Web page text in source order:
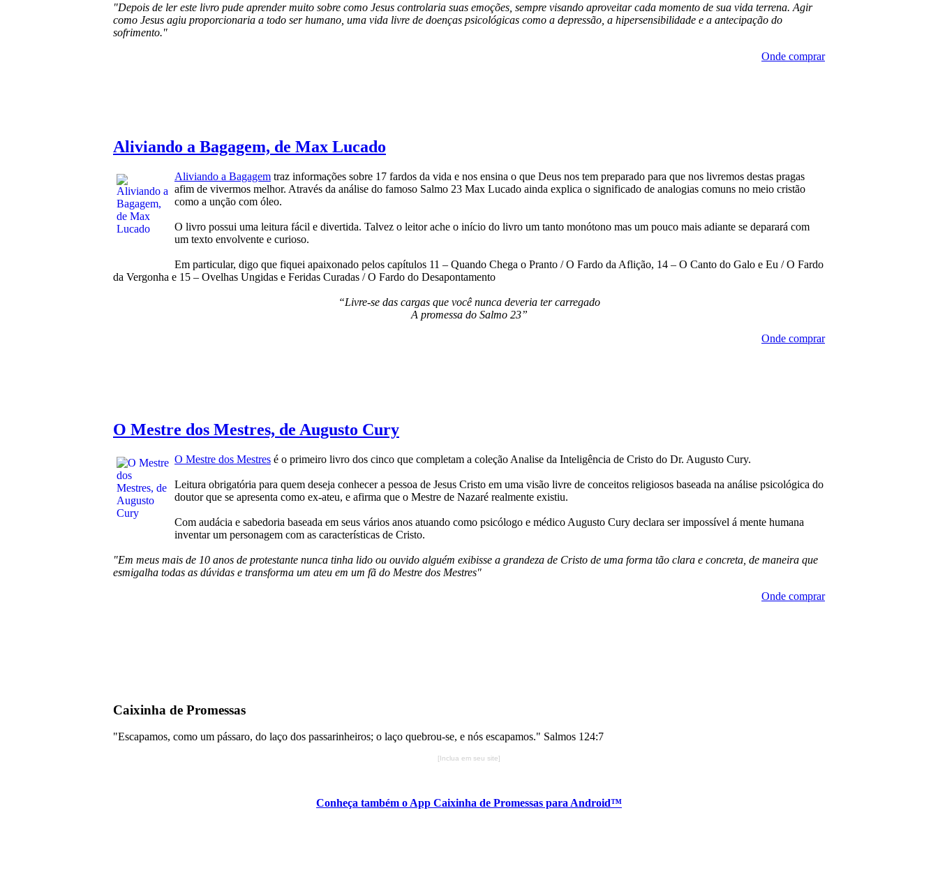
"Depois de ler este livro pude aprender muito sobre como Jesus controlaria suas emoções, sempre visando aproveitar cada momento de sua vida terrena. Agir
como Jesus agiu proporcionaria a todo ser humano, uma vida livre de doenças psicológicas como a depressão, a hipersensibilidade e a antecipação do
sofrimento."
Onde comprar
Aliviando a Bagagem, de Max Lucado
Aliviando a Bagagem traz informações sobre 17 fardos da vida e nos ensina o que Deus nos tem preparado para que nos livremos destas pragas
afim de vivermos melhor. Através da análise do famoso Salmo 23 Max Lucado ainda explica o significado de analogias comuns no meio cristão
como a unção com óleo.
O livro possui uma leitura fácil e divertida. Talvez o leitor ache o início do livro um tanto monótono mas um pouco mais adiante se deparará com
um texto envolvente e curioso.
Em particular, digo que fiquei apaixonado pelos capítulos 11 – Quando Chega o Pranto / O Fardo da Aflição, 14 – O Canto do Galo e Eu / O Fardo
da Vergonha e 15 – Ovelhas Ungidas e Feridas Curadas / O Fardo do Desapontamento
“Livre-se das cargas que você nunca deveria ter carregado
A promessa do Salmo 23”
Onde comprar
O Mestre dos Mestres, de Augusto Cury
O Mestre dos Mestres é o primeiro livro dos cinco que completam a coleção Analise da Inteligência de Cristo do Dr. Augusto Cury.
Leitura obrigatória para quem deseja conhecer a pessoa de Jesus Cristo em uma visão livre de conceitos religiosos baseada na análise psicológica do
doutor que se apresenta como ex-ateu, e afirma que o Mestre de Nazaré realmente existiu.
Com audácia e sabedoria baseada em seus vários anos atuando como psicólogo e médico Augusto Cury declara ser impossível á mente humana
inventar um personagem com as características de Cristo.
"Em meus mais de 10 anos de protestante nunca tinha lido ou ouvido alguém exibisse a grandeza de Cristo de uma forma tão clara e concreta, de maneira que
esmigalha todas as dúvidas e transforma um ateu em um fã do Mestre dos Mestres"
Onde comprar
Caixinha de Promessas
"Escapamos, como um pássaro, do laço dos passarinheiros; o laço quebrou-se, e nós escapamos." Salmos 124:7
[Inclua em seu site]
Conheça também o App Caixinha de Promessas para Android™